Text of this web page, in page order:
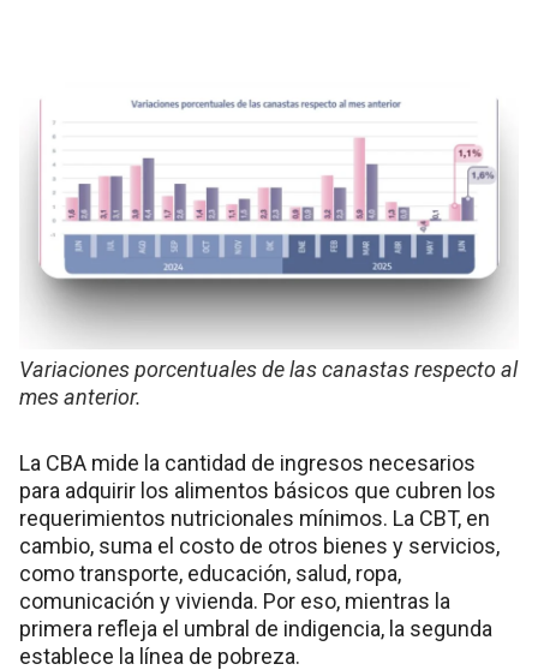
Variaciones porcentuales de las canastas respecto al
mes anterior.
La CBA mide la cantidad de ingresos necesarios
para adquirir los alimentos básicos que cubren los
requerimientos nutricionales mínimos. La CBT, en
cambio, suma el costo de otros bienes y servicios,
como transporte, educación, salud, ropa,
comunicación y vivienda. Por eso, mientras la
primera refleja el umbral de indigencia, la segunda
establece la línea de pobreza.